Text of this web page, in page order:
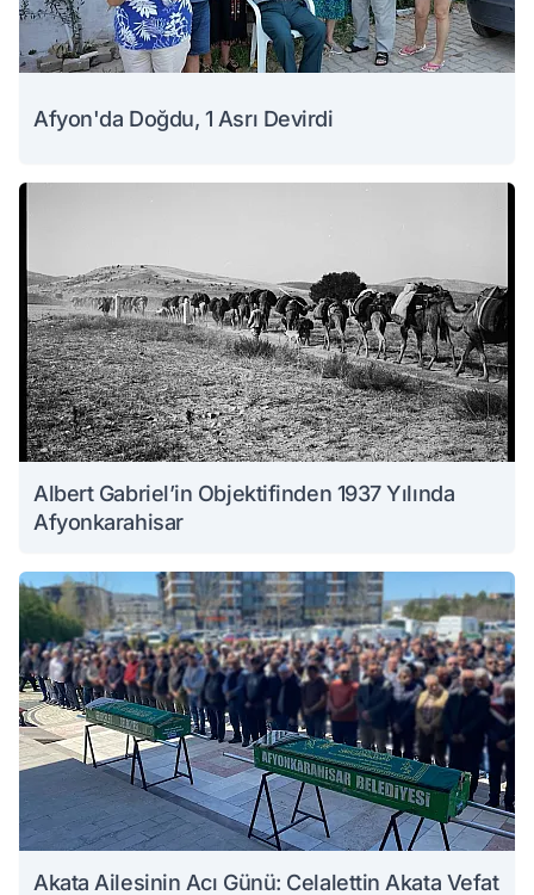
Afyon'da Doğdu, 1 Asrı Devirdi
Albert Gabriel’in Objektifinden 1937 Yılında
Afyonkarahisar
Akata Ailesinin Acı Günü: Celalettin Akata Vefat